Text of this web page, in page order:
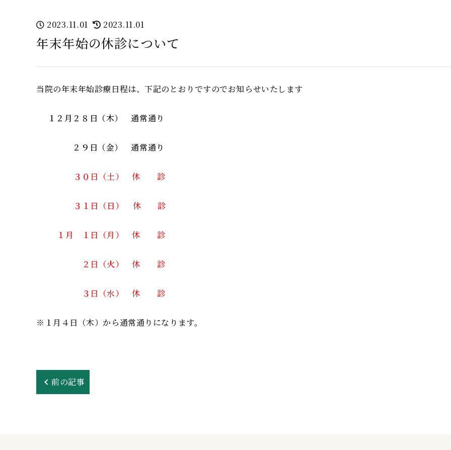
2023.11.01 2023.11.01
年末年始の休診について
当院の年末年始診療日程は、下記のとおりですのでお知らせいたします
１２月２８日（木） 通常通り
２９日（金） 通常通り
３０日（土） 休 診
３１日（日） 休 診
１月 １日（月） 休 診
２日（火） 休 診
３日（水） 休 診
※１月４日（木）から通常通りになります。
前の記事